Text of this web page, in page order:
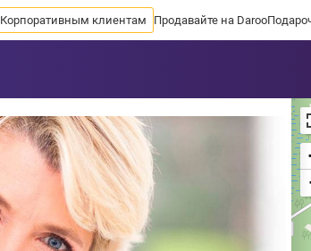
Корпоративным клиентам Продавайте на Daroo